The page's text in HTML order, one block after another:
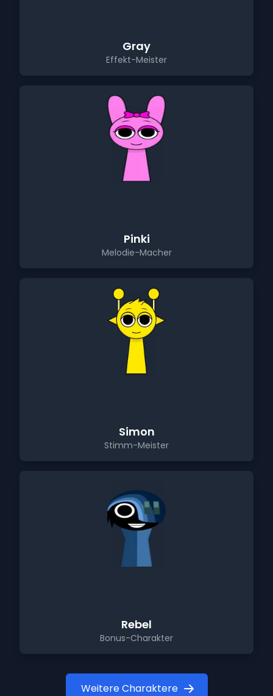
Gray
Effekt-Meister
Pinki
Melodie-Macher
Simon
Stimm-Meister
Rebel
Bonus-Charakter
Weitere Charaktere